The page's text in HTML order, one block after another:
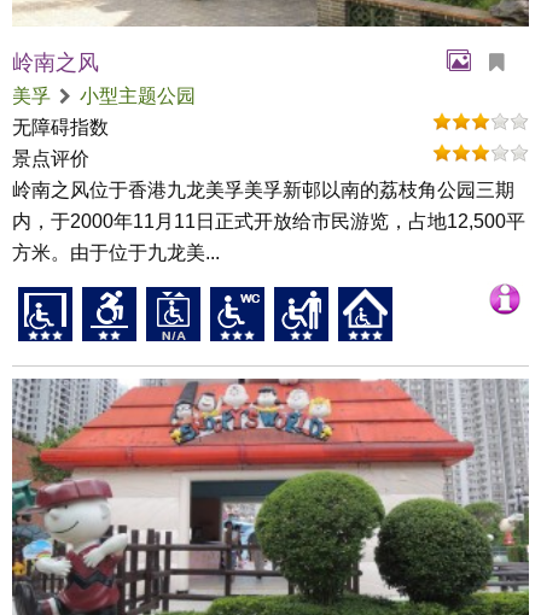
岭南之风
美孚
小型主题公园
无障碍指数
景点评价
岭南之风位于香港九龙美孚美孚新邨以南的荔枝角公园三期
内，于2000年11月11日正式开放给市民游览，占地12,500平
方米。由于位于九龙美...